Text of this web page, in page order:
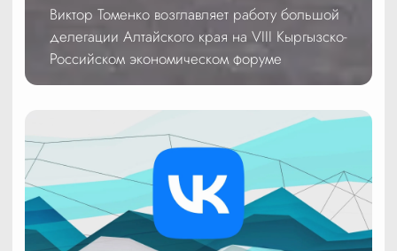
Виктор Томенко возглавляет работу большой
делегации Алтайского края на VIII Кыргызско-
Российском экономическом форуме